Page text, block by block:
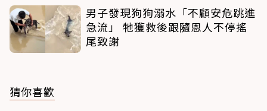
男子發現狗狗溺水「不顧安危跳進
急流」 牠獲救後跟隨恩人不停搖
尾致謝
猜你喜歡